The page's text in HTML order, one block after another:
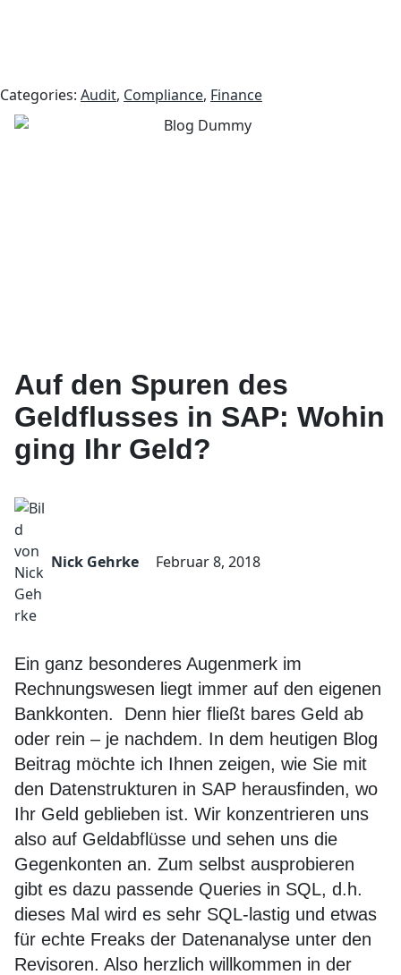
Categories: Audit, Compliance, Finance
Auf den Spuren des
Geldflusses in SAP: Wohin
ging Ihr Geld?
Nick Gehrke Februar 8, 2018
Ein ganz besonderes Augenmerk im
Rechnungswesen liegt immer auf den eigenen
Bankkonten. Denn hier fließt bares Geld ab
oder rein – je nachdem. In dem heutigen Blog
Beitrag möchte ich Ihnen zeigen, wie Sie mit
den Datenstrukturen in SAP herausfinden, wo
Ihr Geld geblieben ist. Wir konzentrieren uns
also auf Geldabflüsse und sehen uns die
Gegenkonten an. Zum selbst ausprobieren
gibt es dazu passende Queries in SQL, d.h.
dieses Mal wird es sehr SQL-lastig und etwas
für echte Freaks der Datenanalyse unter den
Revisoren. Also herzlich willkommen in der